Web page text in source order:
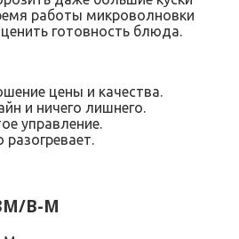
работы микроволновки
готовность блюда.
цены и качества.
и ничего лишнего.
управление.
B-M